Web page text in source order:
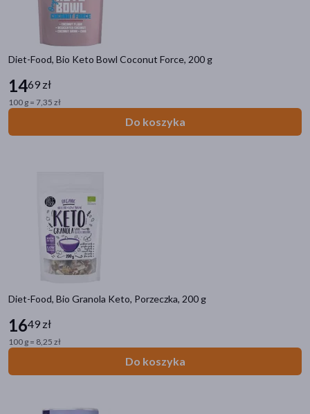
Diet-Food, Bio Keto Bowl Coconut Force, 200 g
1469 zł
100 g = 7,35 zł
Do koszyka
Diet-Food, Bio Granola Keto, Porzeczka, 200 g
1649 zł
100 g = 8,25 zł
Do koszyka